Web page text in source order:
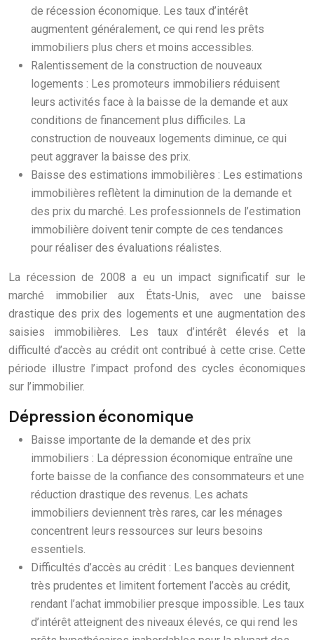
de récession économique. Les taux d’intérêt
augmentent généralement, ce qui rend les prêts
immobiliers plus chers et moins accessibles.
Ralentissement de la construction de nouveaux
logements : Les promoteurs immobiliers réduisent
leurs activités face à la baisse de la demande et aux
conditions de financement plus difficiles. La
construction de nouveaux logements diminue, ce qui
peut aggraver la baisse des prix.
Baisse des estimations immobilières : Les estimations
immobilières reflètent la diminution de la demande et
des prix du marché. Les professionnels de l’estimation
immobilière doivent tenir compte de ces tendances
pour réaliser des évaluations réalistes.
La récession de 2008 a eu un impact significatif sur le
marché immobilier aux États-Unis, avec une baisse
drastique des prix des logements et une augmentation des
saisies immobilières. Les taux d’intérêt élevés et la
difficulté d’accès au crédit ont contribué à cette crise. Cette
période illustre l’impact profond des cycles économiques
sur l’immobilier.
Dépression économique
Baisse importante de la demande et des prix
immobiliers : La dépression économique entraîne une
forte baisse de la confiance des consommateurs et une
réduction drastique des revenus. Les achats
immobiliers deviennent très rares, car les ménages
concentrent leurs ressources sur leurs besoins
essentiels.
Difficultés d’accès au crédit : Les banques deviennent
très prudentes et limitent fortement l’accès au crédit,
rendant l’achat immobilier presque impossible. Les taux
d’intérêt atteignent des niveaux élevés, ce qui rend les